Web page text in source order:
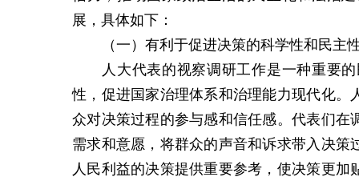
展，具体如下：
（一）有利于促进决策的科学性和民主
人大代表的视察调研工作是一种重要
性，促进国家治理体系和治理能力现代化
众对决策过程的参与感和信任感。代表们
需求和意愿，将群众的声音和诉求带入决
人民利益的决策提供重要参考，使决策更